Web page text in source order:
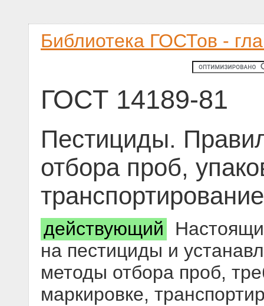
Библиотека ГОСТов -
ГОСТ 14189-81
Пестициды.
отбора проб,
действующий
на пестициды и
методы отбора проб,
маркировке,